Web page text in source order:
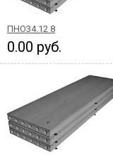
ПНО34.12 8
0.00 руб.